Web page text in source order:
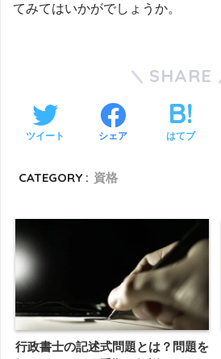
てみてはいかがでしょうか。
SHARE
ツイート シェア はてブ
CATEGORY : 資格
行政書士の記述式問題とは？問題を